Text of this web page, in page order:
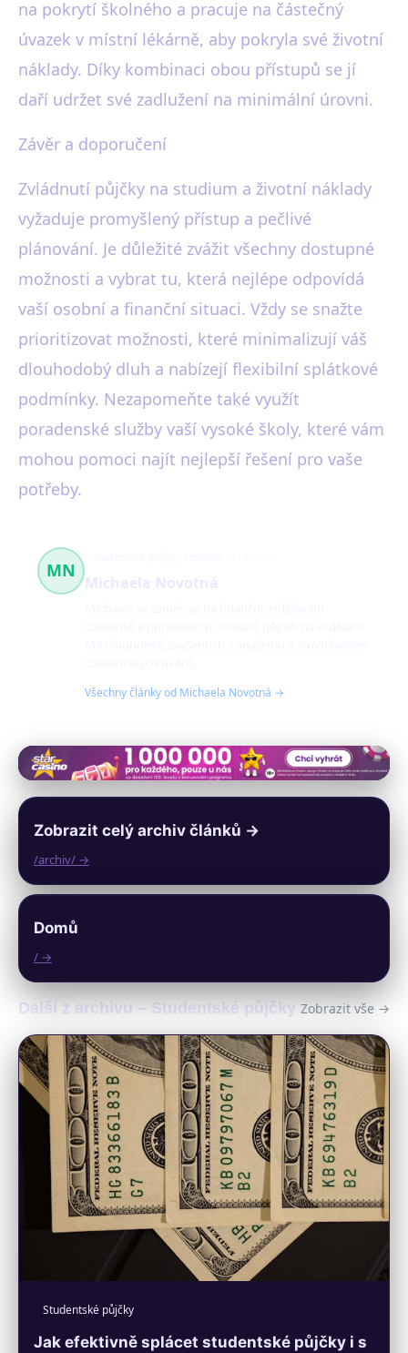
na pokrytí školného a pracuje na částečný
úvazek v místní lékárně, aby pokryla své životní
náklady. Díky kombinaci obou přístupů se jí
daří udržet své zadlužení na minimální úrovni.
Závěr a doporučení
Zvládnutí půjčky na studium a životní náklady
vyžaduje promyšlený přístup a pečlivé
plánování. Je důležité zvážit všechny dostupné
možnosti a vybrat tu, která nejlépe odpovídá
vaší osobní a finanční situaci. Vždy se snažte
prioritizovat možnosti, které minimalizují váš
dlouhodobý dluh a nabízejí flexibilní splátkové
podmínky. Nezapomeňte také využít
poradenské služby vaší vysoké školy, které vám
mohou pomoci najít nejlepší řešení pro vaše
potřeby.
MN
Všechny články od Michaela Novotná →
Zobrazit celý archiv článků →
/archiv/ →
Domů
/ →
Další z archivu – Studentské půjčky Zobrazit vše →
Studentské půjčky
Jak efektivně splácet studentské půjčky i s